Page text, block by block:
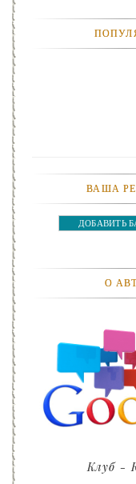
ВАША
ДОБАВИТЬ
О
Клуб -